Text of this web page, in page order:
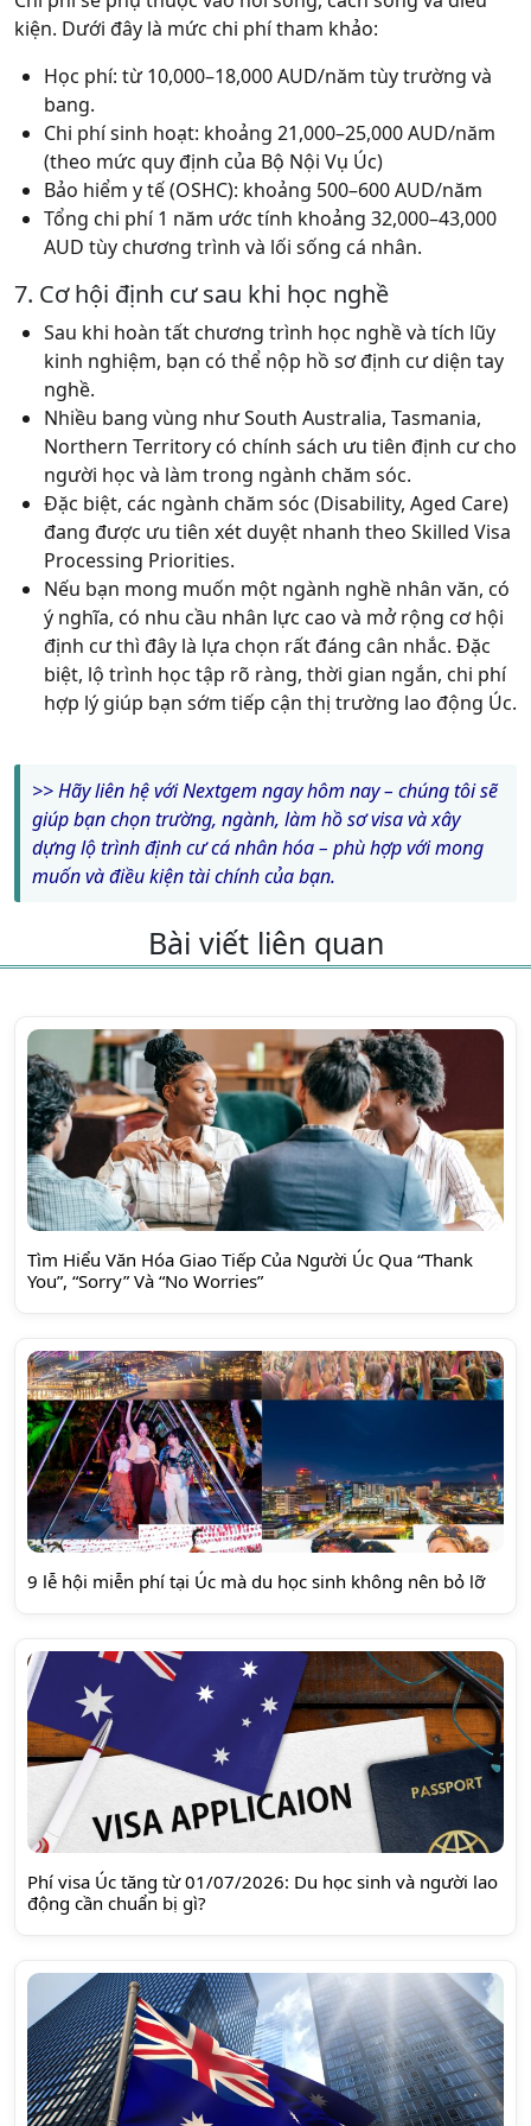
kiện. Dưới đây là mức chi phí tham khảo:
Học phí: từ 10,000–18,000 AUD/năm tùy trường và
bang.
Chi phí sinh hoạt: khoảng 21,000–25,000 AUD/năm
(theo mức quy định của Bộ Nội Vụ Úc)
Bảo hiểm y tế (OSHC): khoảng 500–600 AUD/năm
Tổng chi phí 1 năm ước tính khoảng 32,000–43,000
AUD tùy chương trình và lối sống cá nhân.
7. Cơ hội định cư sau khi học nghề
Sau khi hoàn tất chương trình học nghề và tích lũy
kinh nghiệm, bạn có thể nộp hồ sơ định cư diện tay
nghề.
Nhiều bang vùng như South Australia, Tasmania,
Northern Territory có chính sách ưu tiên định cư cho
người học và làm trong ngành chăm sóc.
Đặc biệt, các ngành chăm sóc (Disability, Aged Care)
đang được ưu tiên xét duyệt nhanh theo Skilled Visa
Processing Priorities.
Nếu bạn mong muốn một ngành nghề nhân văn, có
ý nghĩa, có nhu cầu nhân lực cao và mở rộng cơ hội
định cư thì đây là lựa chọn rất đáng cân nhắc. Đặc
biệt, lộ trình học tập rõ ràng, thời gian ngắn, chi phí
hợp lý giúp bạn sớm tiếp cận thị trường lao động Úc.
>>Hãy liên hệ với Nextgem ngay hôm nay – chúng tôi sẽ
giúp bạn chọn trường, ngành, làm hồ sơ visa và xây
dựng lộ trình định cư cá nhân hóa – phù hợp với mong
muốn và điều kiện tài chính của bạn.
Bài viết liên quan
Tìm Hiểu Văn Hóa Giao Tiếp Của Người Úc Qua “Thank
You”, “Sorry” Và “No Worries”
9 lễ hội miễn phí tại Úc mà du học sinh không nên bỏ lỡ
Phí visa Úc tăng từ 01/07/2026: Du học sinh và người lao
động cần chuẩn bị gì?